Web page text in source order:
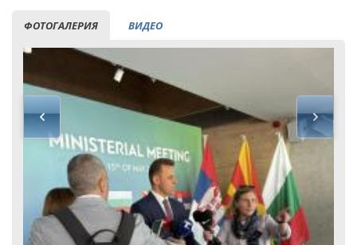
ФОТОГАЛЕРИЯ ВИДЕО